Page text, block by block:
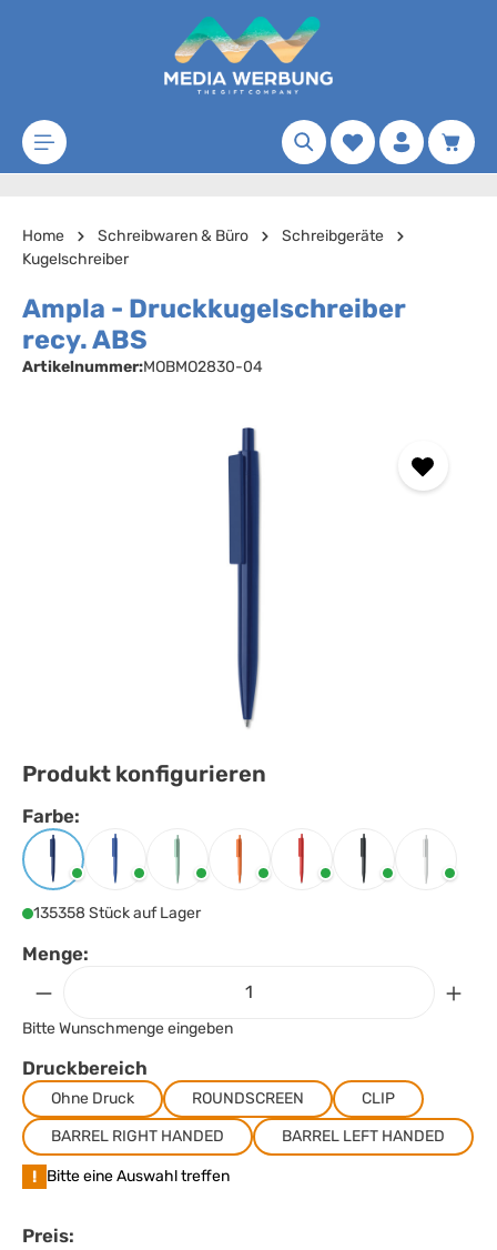
Zum Hauptinhalt springen
Merkzettel
Home Schreibwaren & Büro
Schreibgeräte
Kugelschreiber
Ampla - Druckkugelschreiber
recy. ABS
Artikelnummer:MOBMO2830-04
Produkt konfigurieren
Farbe:
Farbeauswählen
Blau KönigsblauMintgrünOrange Rot Schwarz Weiss
135358 Stück auf Lager
Menge:
Bitte Wunschmenge eingeben
Druckbereich
Ohne Druck ROUNDSCREEN
CLIP
BARREL RIGHT HANDED
BARREL LEFT HANDED
! Bitte eine Auswahl treffen
Preis: